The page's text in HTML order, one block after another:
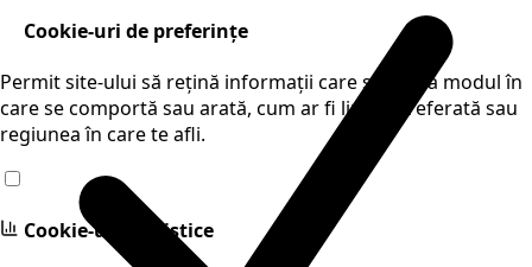
Cookie-uri de preferințe
Permit site-ului să rețină informații care schimbă modul în
care se comportă sau arată, cum ar fi limba preferată sau
regiunea în care te afli.
Cookie-uri statistice